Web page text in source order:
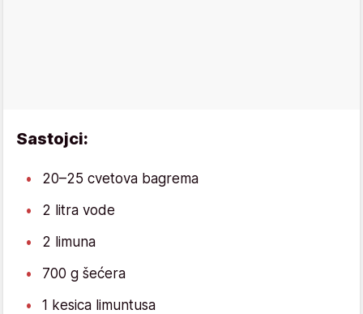
Sastojci:
20–25 cvetova bagrema
2 litra vode
2 limuna
700 g šećera
1 kesica limuntusa